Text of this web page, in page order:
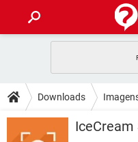
CELULAR
DICAS
JOGOS
CELULAR
Downloads
IceCream